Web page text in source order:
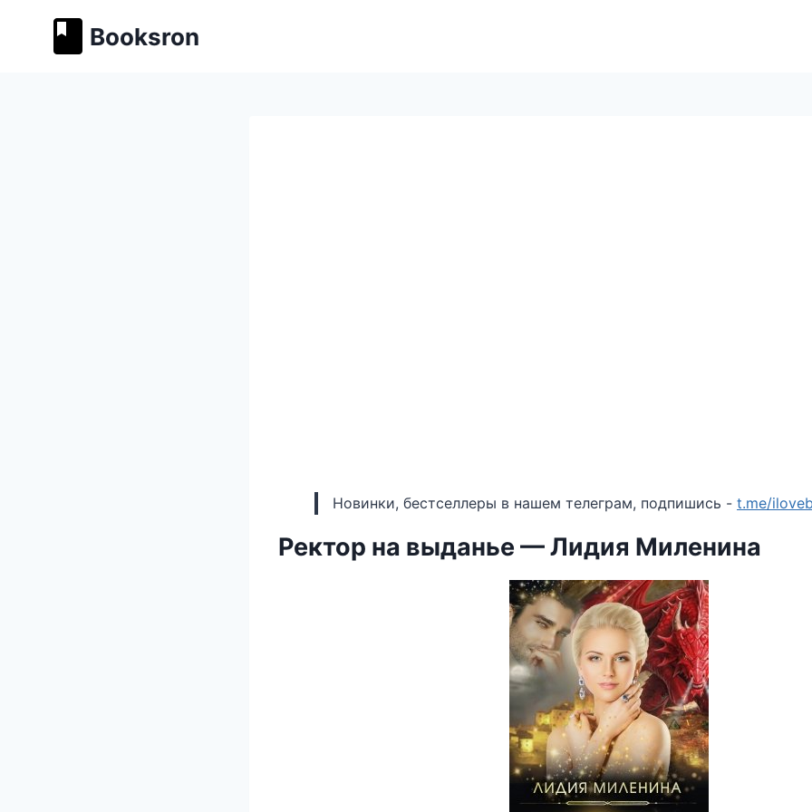
содержимому
Booksron
Новинки, бестселлеры в нашем телеграм, подпишись - t.me/
Ректор на выданье — Лидия Миленина